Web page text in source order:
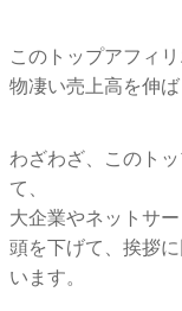
このトップアフィ
物凄い売上高を伸
わざわざ、このト
て、
大企業やネットサ
頭を下げて、挨拶
います。